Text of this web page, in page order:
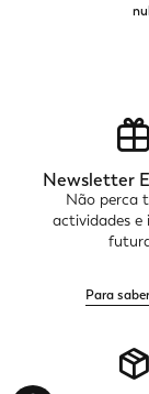
Newsletter
Não perca
actividades e
Para